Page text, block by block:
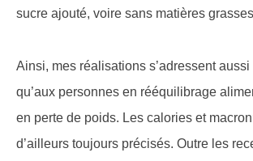
sucre ajouté, voire sans matières
Ainsi, mes réalisations s’adressent
qu’aux personnes en rééquilibrage
en perte de poids. Les calories et
d’ailleurs toujours précisés. Outre les